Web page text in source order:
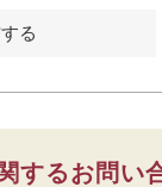
するお問い